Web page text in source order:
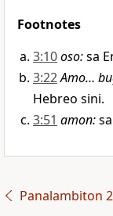
Footnotes
3:10oso:sa
3:22Amo…
Hebreo sini.
3:51 amon:
Panalambiton 2